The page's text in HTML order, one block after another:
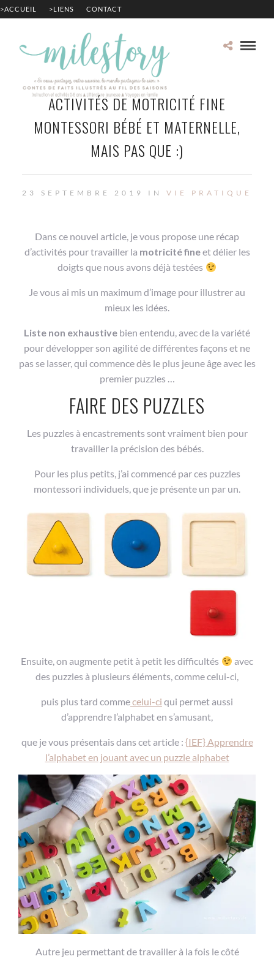
>ACCUEIL >LIENS CONTACT
ACTIVITÉS DE MOTRICITÉ FINE
MONTESSORI BÉBÉ ET MATERNELLE,
MAIS PAS QUE :)
23 SEPTEMBRE 2019 IN VIE PRATIQUE
Dans ce nouvel article, je vous propose une récap
d’activités pour travailler la motricité fineet délier les
doigts que nous avons déjà testées
Je vous ai mis un maximum d’image pour illustrer au
mieux les idées.
Liste non exhaustive bien entendu, avec de la variété
pour développer son agilité de différentes façons et ne
pas se lasser, qui commence dès le plus jeune âge avec les
premier puzzles …
FAIRE DES PUZZLES
Les puzzles à encastrements sont vraiment bien pour
travailler la précision des bébés.
Pour les plus petits, j’ai commencé par ces puzzles
montessori individuels, que je présente un par un.
Ensuite, on augmente petit à petit les difficultés
avec
des puzzles à plusieurs éléments, comme celui-ci,
puis plus tard commecelui-ci qui permet aussi
d’apprendre l’alphabet en s’amusant,
que je vous présentais dans cet article : {IEF} Apprendre
l’alphabet en jouant avec un puzzle alphabet
Autre jeu permettant de travailler à la fois le côté